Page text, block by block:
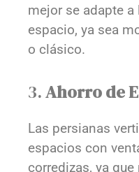
mejor se adapte
espacio, ya sea
o clásico.
3.Ahorro de
Las persianas
espacios con
corredizas, ya